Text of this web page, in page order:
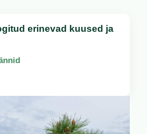
erinevad kuused ja